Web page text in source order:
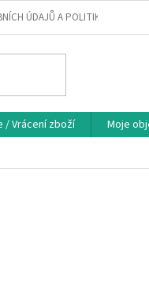
ÚDAJŮ A POLITIKA COOKIES
/ Vrácení zboží Moje